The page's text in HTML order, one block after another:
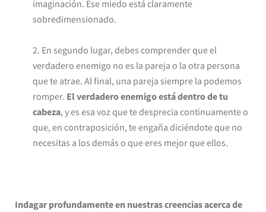
imaginación. Ese miedo está claramente
sobredimensionado.
2. En segundo lugar, debes comprender que el
verdadero enemigo no es la pareja o la otra persona
que te atrae. Al final, una pareja siempre la podemos
romper. El verdadero enemigo está dentro de tu
cabeza, y es esa voz que te desprecia continuamente o
que, en contraposición, te engaña diciéndote que no
necesitas a los demás o que eres mejor que ellos.
Indagar profundamente en nuestras creencias acerca de